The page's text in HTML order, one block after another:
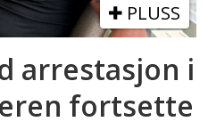
PLUSS
arrestasjon i
fortsette